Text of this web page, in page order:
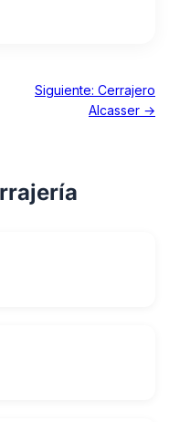
Siguiente: Cerrajero
Alcasser →